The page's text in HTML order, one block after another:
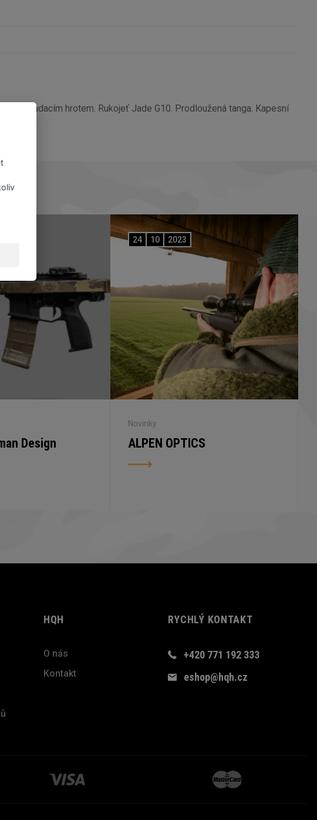
s padacím hrotem. Rukojeť Jade G10. Prodloužená tanga. Kapesní
Design
24 10 2023
Novinky
ALPEN OPTICS
HQH
O nás
Kontakt
RYCHLÝ KONTAKT
+420 771 192 333
eshop@hqh.cz